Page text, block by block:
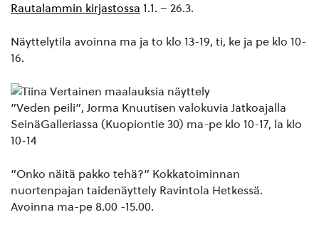
Rautalammin kirjastossa 1.1. – 26.3.
Näyttelytila avoinna ma ja to klo 13-19, ti, ke ja pe klo 10-
16.
”Veden peili”, Jorma Knuutisen valokuvia Jatkoajalla
SeinäGalleriassa (Kuopiontie 30) ma-pe klo 10-17, la klo
10-14
”Onko näitä pakko tehä?” Kokkatoiminnan
nuortenpajan taidenäyttely Ravintola Hetkessä.
Avoinna ma-pe 8.00 -15.00.